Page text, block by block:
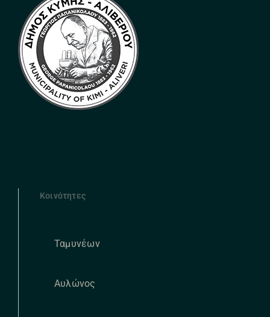
Κοινότητες
Ταμυνέων
Αυλώνος